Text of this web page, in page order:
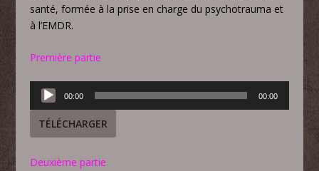
santé, formée à la prise en charge du psychotrauma et
à l’EMDR.
Première partie
Lecteur
audio
00:00 00:00
TÉLÉCHARGER
Deuxième partie